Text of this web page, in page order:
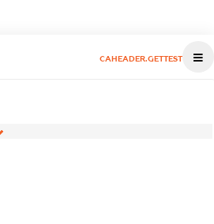
CAHEADER.GETTEST